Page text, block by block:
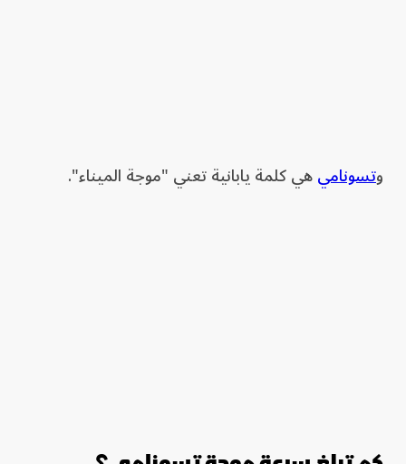
وتسوناميهي كلمة يابانية تعني "موجة الميناء".